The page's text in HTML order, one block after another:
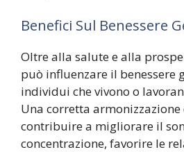
Benefici Sul Benessere
Oltre alla salute e alla
può influenzare il benessere
individui che vivono o
Una corretta
contribuire a migliorare il
concentrazione, favorire le